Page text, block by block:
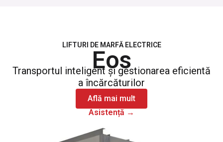
LIFTURI DE MARFĂ ELECTRICE
Eos
Transportul inteligent și gestionarea eficientă
a încărcăturilor
Află mai mult
Asistență →